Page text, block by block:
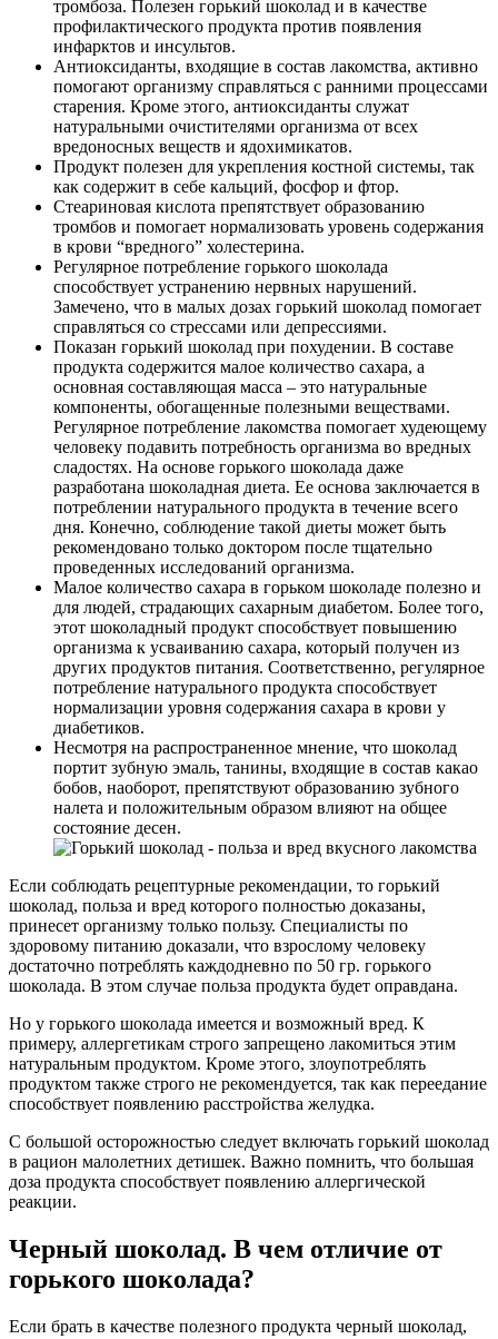
тромбоза. Полезен горький шоколад и в качестве
профилактического продукта против появления
инфарктов и инсультов.
Антиоксиданты, входящие в состав лакомства, активно
помогают организму справляться с ранними процессами
старения. Кроме этого, антиоксиданты служат
натуральными очистителями организма от всех
вредоносных веществ и ядохимикатов.
Продукт полезен для укрепления костной системы, так
как содержит в себе кальций, фосфор и фтор.
Стеариновая кислота препятствует образованию
тромбов и помогает нормализовать уровень содержания
в крови “вредного” холестерина.
Регулярное потребление горького шоколада
способствует устранению нервных нарушений.
Замечено, что в малых дозах горький шоколад помогает
справляться со стрессами или депрессиями.
Показан горький шоколад при похудении. В составе
продукта содержится малое количество сахара, а
основная составляющая масса – это натуральные
компоненты, обогащенные полезными веществами.
Регулярное потребление лакомства помогает худеющему
человеку подавить потребность организма во вредных
сладостях. На основе горького шоколада даже
разработана шоколадная диета. Ее основа заключается в
потреблении натурального продукта в течение всего
дня. Конечно, соблюдение такой диеты может быть
рекомендовано только доктором после тщательно
проведенных исследований организма.
Малое количество сахара в горьком шоколаде полезно и
для людей, страдающих сахарным диабетом. Более того,
этот шоколадный продукт способствует повышению
организма к усваиванию сахара, который получен из
других продуктов питания. Соответственно, регулярное
потребление натурального продукта способствует
нормализации уровня содержания сахара в крови у
диабетиков.
Несмотря на распространенное мнение, что шоколад
портит зубную эмаль, танины, входящие в состав какао
бобов, наоборот, препятствуют образованию зубного
налета и положительным образом влияют на общее
состояние десен.
Если соблюдать рецептурные рекомендации, то горький
шоколад, польза и вред которого полностью доказаны,
принесет организму только пользу. Специалисты по
здоровому питанию доказали, что взрослому человеку
достаточно потреблять каждодневно по 50 гр. горького
шоколада. В этом случае польза продукта будет оправдана.
Но у горького шоколада имеется и возможный вред. К
примеру, аллергетикам строго запрещено лакомиться этим
натуральным продуктом. Кроме этого, злоупотреблять
продуктом также строго не рекомендуется, так как переедание
способствует появлению расстройства желудка.
С большой осторожностью следует включать горький шоколад
в рацион малолетних детишек. Важно помнить, что большая
доза продукта способствует появлению аллергической
реакции.
Черный шоколад. В чем отличие от
горького шоколада?
Если брать в качестве полезного продукта черный шоколад,